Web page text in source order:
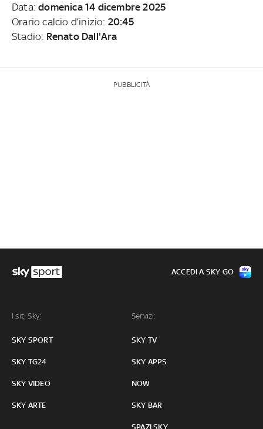
Data:domenica 14 dicembre 2025
Orario calcio d’inizio: 20:45
Stadio: Renato Dall'Ara
PUBBLICITÀ
I siti Sky:
SKY SPORT
SKY TG24
SKY VIDEO
SKY ARTE
Servizi:
SKY TV
SKY APPS
NOW
SKY BAR
SPAZI SKY
ACCEDI A SKY GO